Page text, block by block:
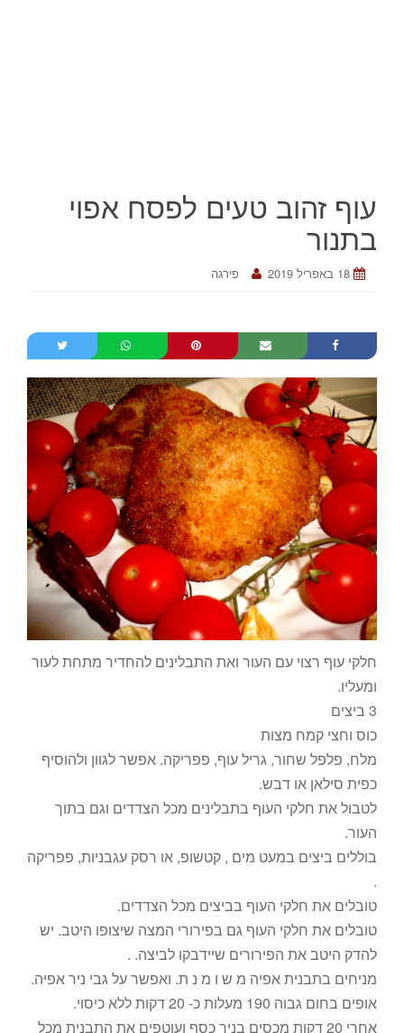
עוף זהוב טעים לפסח אפוי
בתנור
18 באפריל 2019 פירגה
חלקי עוף רצוי עם העור ואת התבלינים להחדיר מתחת לעור
ומעליו.
3 ביצים
כוס וחצי קמח מצות
מלח, פלפל שחור, גריל עוף, פפריקה. אפשר לגוון ולהוסיף
כפית סילאן או דבש.
לטבול את חלקי העוף בתבלינים מכל הצדדים וגם בתוך
העור.
בוללים ביצים במעט מים , קטשופ, או רסק עגבניות, פפריקה
.
טובלים את חלקי העוף בביצים מכל הצדדים.
טובלים את חלקי העוף גם בפירורי המצה שיצופו היטב. יש
להדק היטב את הפירורים שיידבקו לביצה. .
מניחים בתבנית אפיה מ ש ו מ נ ת. ואפשר על גבי ניר אפיה.
אופים בחום גבוה 190 מעלות כ- 20 דקות ללא כיסוי.
אחרי 20 דקות מכסים בניר כסף ועוטפים את התבנית מכל